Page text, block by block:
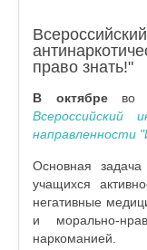
право знать!"
В октябрево
Всероссийский
направленности
Основная
учащихся
негативные
и морально-
наркоманией.